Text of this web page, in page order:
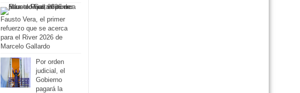
Fausto Vera, el primer
refuerzo que se acerca
para el River 2026 de
Marcelo Gallardo
Por orden
judicial, el
Gobierno
pagará la